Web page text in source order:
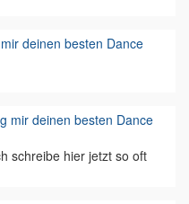
deinen besten Dance
mir deinen besten Dance
schreibe hier jetzt so oft